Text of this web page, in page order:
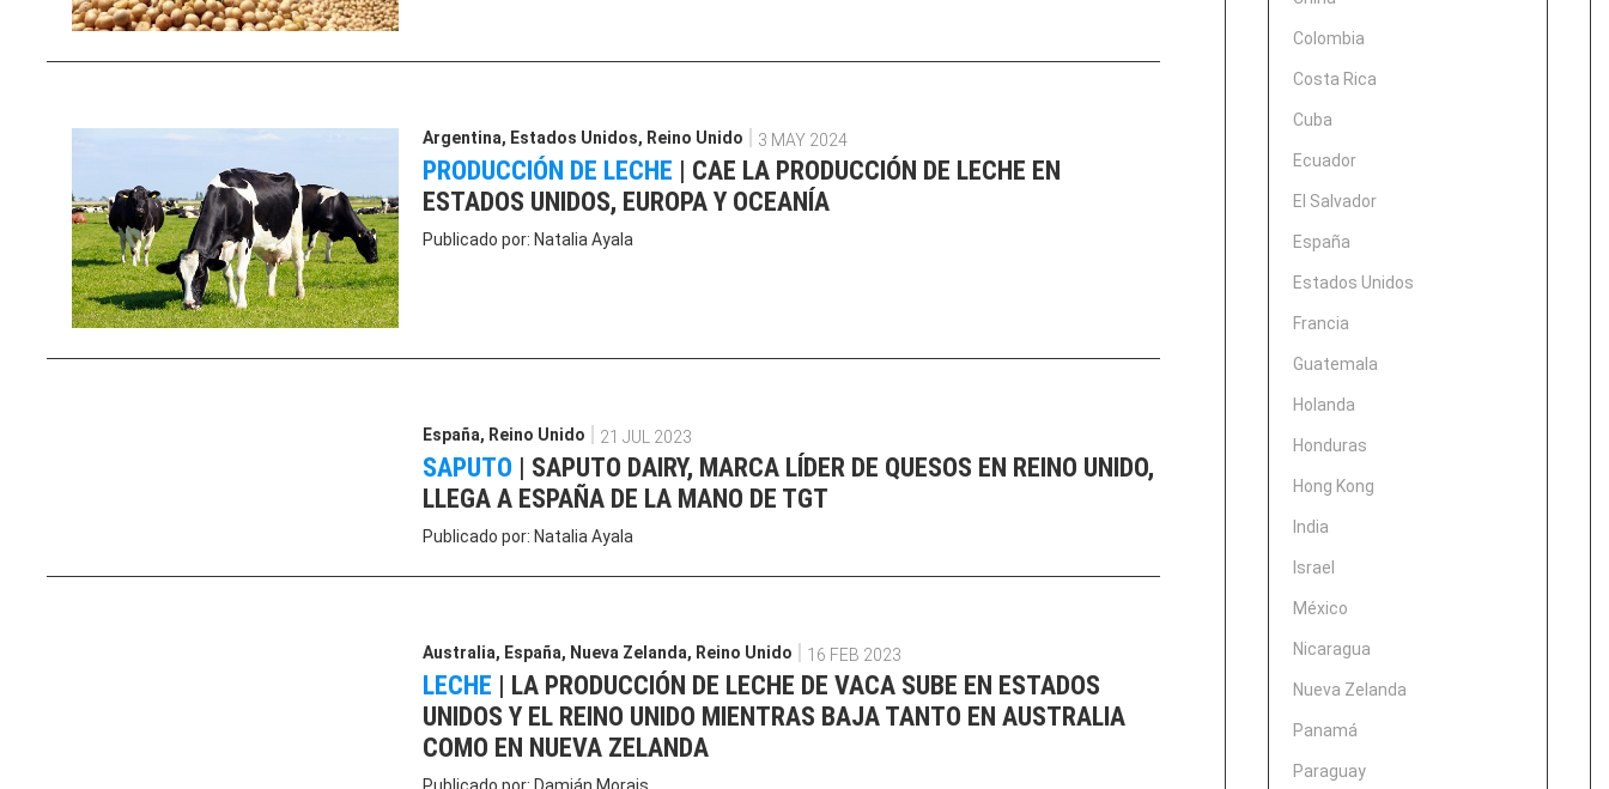
Argentina, Estados Unidos, Reino Unido 3 MAY 2024
PRODUCCIÓN DE LECHE | CAE LA PRODUCCIÓN DE LECHE EN
ESTADOS UNIDOS, EUROPA Y OCEANÍA
Publicado por: Natalia Ayala
España, Reino Unido 21 JUL 2023
SAPUTO
SAPUTO DAIRY, MARCA LÍDER DE QUESOS EN REINO UNIDO,
LLEGA A ESPAÑA DE LA MANO DE TGT
Publicado por: Natalia Ayala
Australia, España, Nueva Zelanda, Reino Unido 16 FEB 2023
LECHE
LA PRODUCCIÓN DE LECHE DE VACA SUBE EN ESTADOS
UNIDOS Y EL REINO UNIDO MIENTRAS BAJA TANTO EN AUSTRALIA
COMO EN NUEVA ZELANDA
Colombia
Costa Rica
Cuba
Ecuador
El Salvador
España
Estados Unidos
Francia
Guatemala
Holanda
Honduras
Hong Kong
India
Israel
México
Nicaragua
Nueva Zelanda
Panamá
Paraguay